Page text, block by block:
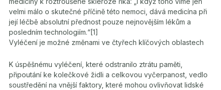
velmi málo o skutečné příčině této nemoci, dává medicína při
její léčbě absolutní přednost pouze nejnovějším lékům a
posledním technologiím.“[1]
Vyléčení je možné změnami ve čtyřech klíčových oblastech
K úspěšnému vyléčení, které odstranilo ztrátu paměti,
připoutání ke kolečkové židli a celkovou vyčerpanost, vedlo
soustředění na vnější faktory, které mohou ovlivňovat lidské